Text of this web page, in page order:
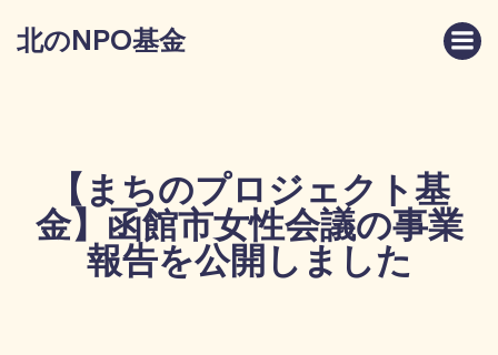
ス
キ
ッ
プ
北のNPO基金
【まちのプロジェクト基
金】函館市女性会議の事業
報告を公開しました